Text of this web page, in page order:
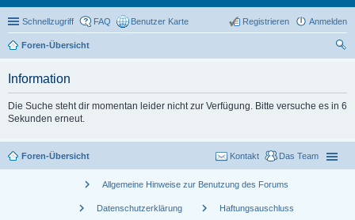
Schnellzugriff FAQ Benutzer Karte Anmelden
Registrieren
Foren-Übersicht
Information
Die Suche steht dir momentan leider nicht zur Verfügung. Bitte versuche es in 6
Sekunden erneut.
Foren-Übersicht Das Team
Kontakt
chevron_right Allgemeine Hinweise zur Benutzung des Forums
chevron_right Datenschutzerklärung chevron_right Haftungsauschluss